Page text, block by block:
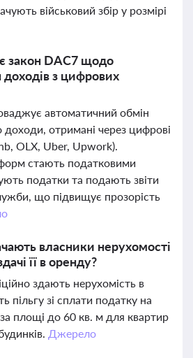
військовий збір у розмірі
закон DAC7 щодо
з цифрових
автоматичний обмін
отримані через цифрові
OLX, Uber, Upwork).
стають податковими
податки та подають звіти
що підвищує прозорість
власники нерухомості
її в оренду?
здають нерухомість в
пільгу зі сплати податку на
площі до 60 кв. м для квартир
Джерело